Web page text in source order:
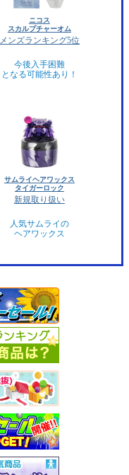
ニコス
スカルプチャーオム
メンズランキング5位
今後入手困難
となる可能性あり！
サムライヘアワックス
タイガーロック
新規取り扱い
人気サムライの
ヘアワックス